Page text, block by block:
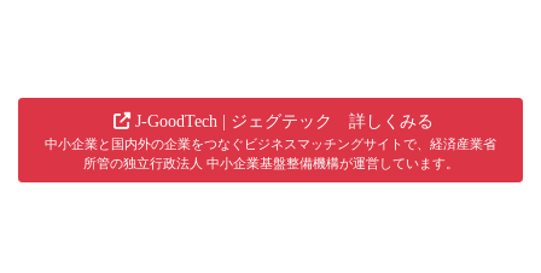
J-GoodTech | ジェグテック 詳しくみる
中小企業と国内外の企業をつなぐビジネスマッチングサイトで、経済産業省
所管の独立行政法人 中小企業基盤整備機構が運営しています。